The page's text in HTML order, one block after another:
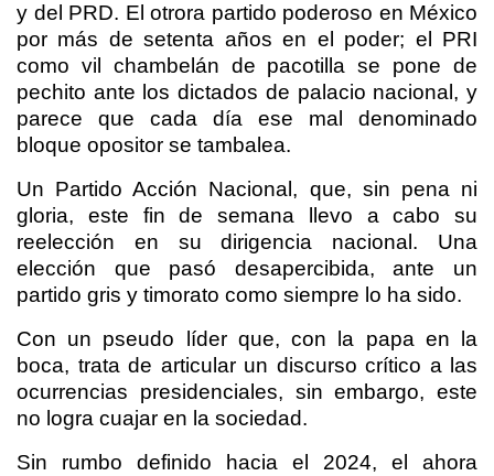
y del PRD. El otrora partido poderoso en México
por más de setenta años en el poder; el PRI
como vil chambelán de pacotilla se pone de
pechito ante los dictados de palacio nacional, y
parece que cada día ese mal denominado
bloque opositor se tambalea.
Un Partido Acción Nacional, que, sin pena ni
gloria, este fin de semana llevo a cabo su
reelección en su dirigencia nacional. Una
elección que pasó desapercibida, ante un
partido gris y timorato como siempre lo ha sido.
Con un pseudo líder que, con la papa en la
boca, trata de articular un discurso crítico a las
ocurrencias presidenciales, sin embargo, este
no logra cuajar en la sociedad.
Sin rumbo definido hacia el 2024, el ahora